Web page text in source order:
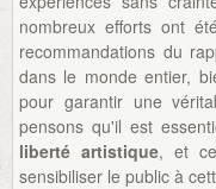
nombreux efforts ont
recommandations du
dans le monde entier,
pour garantir une
pensons qu'il est
liberté artistique, et
sensibiliser le public à